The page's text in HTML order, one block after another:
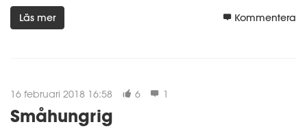
Läs mer Kommentera
16 februari 2018 16:58 6 1
Småhungrig